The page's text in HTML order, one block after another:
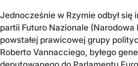
Jednocześnie w Rzymie odbył się
partii Futuro Nazionale (Narodowa
powstałej prawicowej grupy
Roberto Vannacciego, byłego